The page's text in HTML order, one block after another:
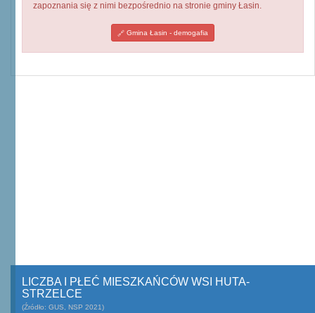
zapoznania się z nimi bezpośrednio na stronie gminy Łasin.
Gmina Łasin - demogafia
LICZBA I PŁEĆ MIESZKAŃCÓW WSI HUTA-
STRZELCE
(Źródło: GUS, NSP 2021)